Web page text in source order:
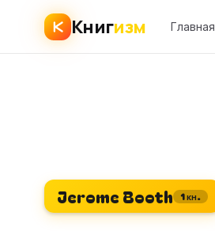
Книгизм Главная
Jerome Booth 1 кн.